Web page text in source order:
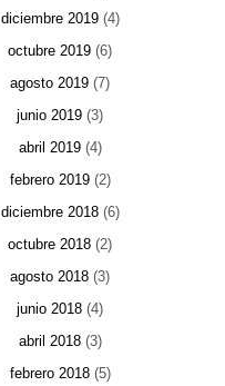
diciembre 2019(4)
octubre 2019 (6)
agosto 2019 (7)
junio 2019 (3)
abril 2019(4)
febrero 2019(2)
diciembre 2018(6)
octubre 2018 (2)
agosto 2018 (3)
junio 2018 (4)
abril 2018(3)
febrero 2018(5)